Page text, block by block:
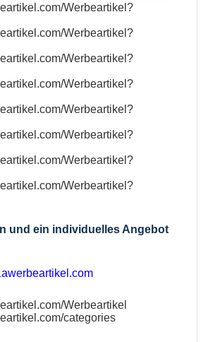
Werbeartikel?
Werbeartikel?
Werbeartikel?
Werbeartikel?
Werbeartikel?
Werbeartikel?
Werbeartikel?
Werbeartikel?
und ein individuelles Angebot
Werbeartikel
categories